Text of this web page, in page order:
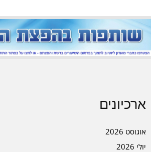
ארכיונים
אוגוסט 2026
יולי 2026